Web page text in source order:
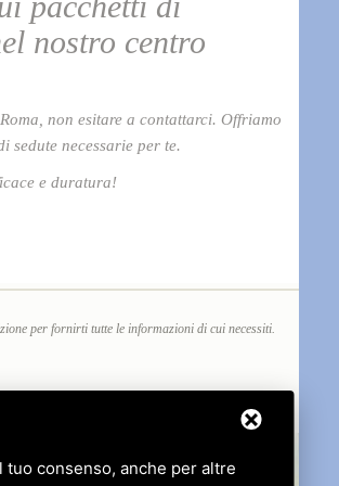
nostro centro
non esitare a contattarci. Offriamo
sedute necessarie per te.
e duratura!
per fornirti tutte le informazioni di cui necessiti.
consenso, anche per altre